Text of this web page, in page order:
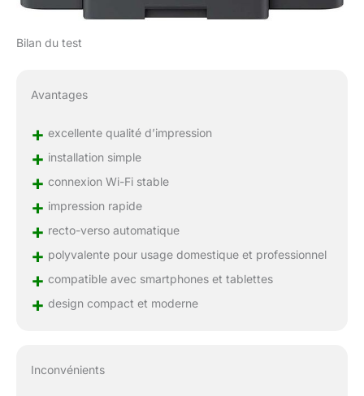
Bilan du test
Avantages
+ excellente qualité d’impression
+ installation simple
+ connexion Wi-Fi stable
+ impression rapide
+ recto-verso automatique
+ polyvalente pour usage domestique et professionnel
+ compatible avec smartphones et tablettes
+ design compact et moderne
Inconvénients